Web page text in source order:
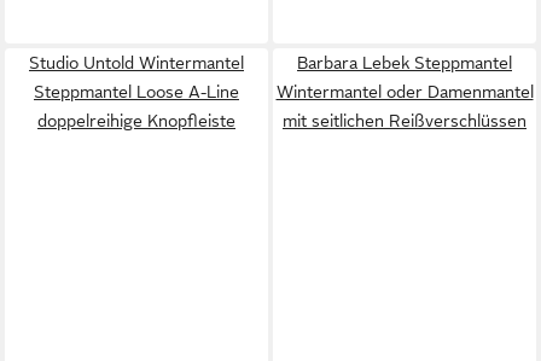
Studio Untold Wintermantel
Steppmantel Loose A-Line
doppelreihige Knopfleiste
Barbara Lebek Steppmantel
Wintermantel oder Damenmantel
mit seitlichen Reißverschlüssen